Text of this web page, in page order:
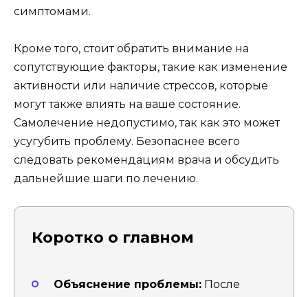
симптомами.
Кроме того, стоит обратить внимание на
сопутствующие факторы, такие как изменение
активности или наличие стрессов, которые
могут также влиять на ваше состояние.
Самолечение недопустимо, так как это может
усугубить проблему. Безопаснее всего
следовать рекомендациям врача и обсудить
дальнейшие шаги по лечению.
Коротко о главном
Объяснение проблемы: После